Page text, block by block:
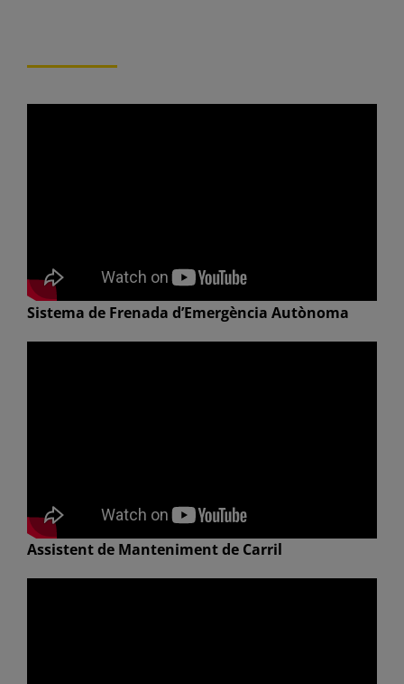
Sistema de Frenada d’Emergència Autònoma
Assistent de Manteniment de Carril